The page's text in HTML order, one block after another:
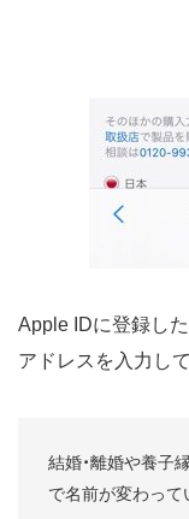
Apple IDに登録し
アドレスを入力して
結婚・離婚や養子
で名前が変わって